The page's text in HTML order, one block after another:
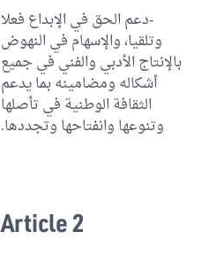
-دعم الحق في الإبداع فعلا
وتلقيا، والإسهام في النهوض
بالإنتاج الأدبي والفني في جميع
أشكاله ومضامينه بما يدعم
الثقافة الوطنية في تأصلها
وتنوعها وانفتاحها وتجددها.
Article 2